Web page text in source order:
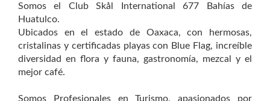
Somos el Club Skål International 677 Bahías de
Huatulco.
Ubicados en el estado de Oaxaca, con hermosas,
cristalinas y certificadas playas con Blue Flag, increíble
diversidad en flora y fauna, gastronomía, mezcal y el
mejor café.
Somos Profesionales en Turismo, apasionados por